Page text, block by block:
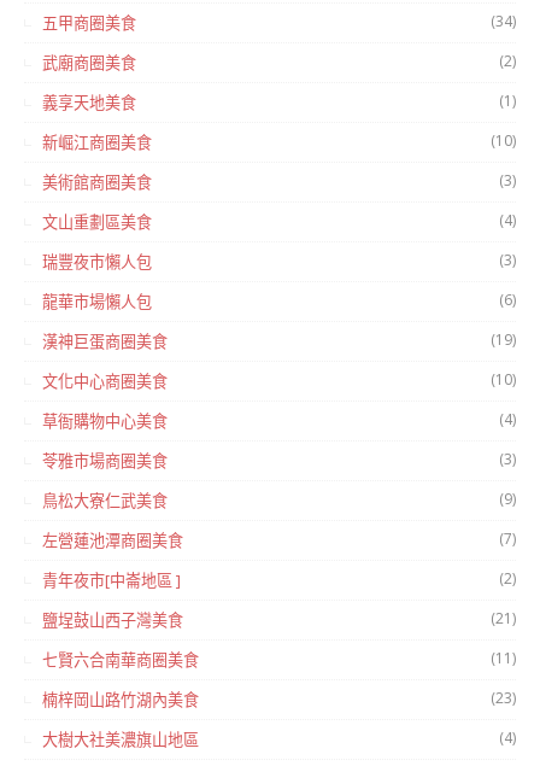
五甲商圈美食 (34)
武廟商圈美食 (2)
義享天地美食 (1)
新崛江商圈美食 (10)
美術館商圈美食 (3)
文山重劃區美食 (4)
瑞豐夜市懶人包 (3)
龍華市場懶人包 (6)
漢神巨蛋商圈美食 (19)
文化中心商圈美食 (10)
草衙購物中心美食 (4)
苓雅市場商圈美食 (3)
鳥松大寮仁武美食 (9)
左營蓮池潭商圈美食 (7)
青年夜市[中崙地區 ] (2)
鹽埕鼓山西子灣美食 (21)
七賢六合南華商圈美食 (11)
楠梓岡山路竹湖內美食 (23)
大樹大社美濃旗山地區 (4)